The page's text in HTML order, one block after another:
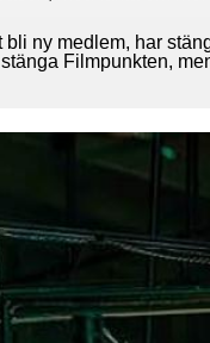
ny medlem, har
Filmpunkten,